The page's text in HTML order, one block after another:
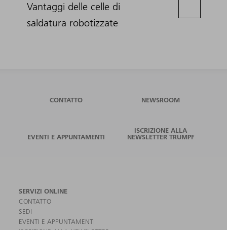
Vantaggi delle celle di
saldatura robotizzate
CONTATTO NEWSROOM
EVENTI E APPUNTAMENTI
ISCRIZIONE ALLA
NEWSLETTER TRUMPF
SERVIZI ONLINE
CONTATTO
SEDI
EVENTI E APPUNTAMENTI